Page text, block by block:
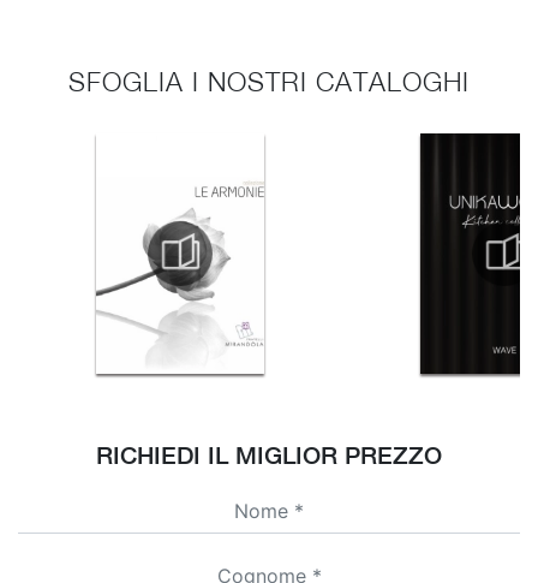
SFOGLIA I NOSTRI CATALOGHI
RICHIEDI IL MIGLIOR PREZZO